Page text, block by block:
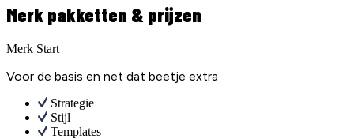
Merk pakketten & prijzen
Merk Start
Voor de basis en net dat beetje extra
Strategie
Stijl
Templates